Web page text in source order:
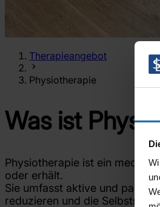
Therapieangebot
Physiotherapie
Was ist
Physiotherapie ist ein
oder erhält.
Sie umfasst aktive und
reduzieren und die